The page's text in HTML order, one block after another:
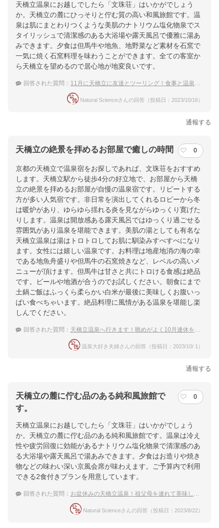
天橋立温泉にお越しでしたら「文珠荘」はいかがでしょう
か。天橋立の麓にひっそりと佇む質の高い和風旅館です。温
泉は肌にまとわりつくような美肌のナトリウム塩化物泉でス
タイリッシュで清潔感のある大浴場や露天風呂で優雅に湯あ
みできます。夕食は但馬牛や地魚、地野菜など素材を石窯で
一気に焼く石窯料理を味わうことができます。全ての客室か
ら天橋立を望めるので居心地が地変良いです。
回答された質問： 11月に天橋立に友達とツーリング！食事と温泉そして設備がキレイな宿
Natural Scienceさんの回答（投稿日：2023/10/16）
通報する
天橋立の絶景を拝めるお部屋で癒しの時間 0
京都の天橋立で温泉宿をお探しであれば、文珠荘をおすすめ
します。天橋立駅から徒歩4分の好立地で、お部屋から天橋
立の絶景を拝めるお部屋が自慢の温泉宿です。リピートする
方が多い人気宿です。非日常を演出してくれるロビーから冬
は暖炉があり、ゆらゆら揺れる炎を見ながらゆっくり寛げた
りします。温泉は開放感ある露天風呂ではゆっくり過ごせる
雰囲気があり温泉を堪能できます。美肌の湯としても有名な
天橋立温泉は湯はトロトロしてお肌に馴染みすべすべになり
ます。女性には嬉しい温泉です。お料理は地産地消の海の幸
である地魚舟盛りや但馬牛の石窯焼きなど、レベルの高いメ
ニューが頂けます。但馬牛は甘さと共にトロける食感は絶品
です。ビールや地酒が合うのでお試しください。朝食にまで
土鍋ご飯はふっくら柔らかい白米が最後に美味しくお腹いっ
ぱい食べちゃいます。絶品料理に風情がある温泉を堪能し楽
しんでください。
回答された質問： 天橋立温泉へ行きます！眺めがよく10月連休を過ごすのにおすすめの温泉宿は？
温泉大好き夫婦さんの回答（投稿日：2023/10/ 1）
通報する
天橋立の麓に佇む品のある純和風旅館で
す。
0
天橋立温泉にお越しでしたら「文珠荘」はいかがでしょう
か。天橋立の麓に佇む品のある純和風旅館です。温泉は冷え
性や疲労回復に効能があるナトリウム塩化物泉で清潔感のあ
る大浴場や露天風呂で湯あみできます。夕食はお造りや焼き
物などの味わい深い京風会席が味わえます。ご予算内で利用
できる2食付きプランを用意しています。
回答された質問： お盆休みの天橋立温泉！祖父母を連れて美味しいものをのんびり楽しめる宿
Natural Scienceさんの回答（投稿日：2023/8/22）